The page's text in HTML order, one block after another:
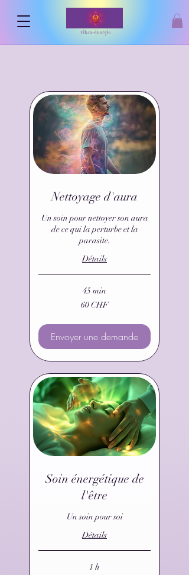
Nettoyage d'aura
Un soin pour nettoyer son aura
de ce qui la perturbe et la
parasite.
Détails
45 min
60 CHF
Envoyer une demande
Soin énergétique de
l'être
Un soin pour soi
Détails
1 h